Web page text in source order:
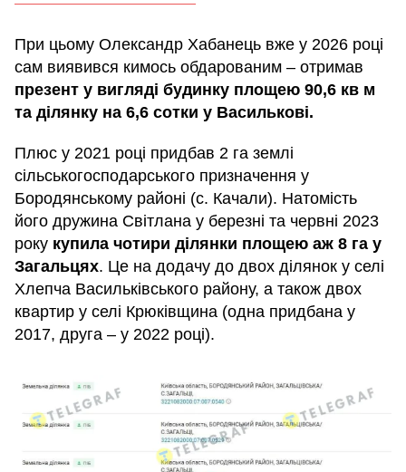
При цьому Олександр Хабанець вже у 2026 році
сам виявився кимось обдарованим – отримав
презент у вигляді будинку площею 90,6 кв м
та ділянку на 6,6 сотки у Василькові.
Плюс у 2021 році придбав 2 га землі
сільськогосподарського призначення у
Бородянському районі (с. Качали). Натомість
його дружина Світлана у березні та червні 2023
року купила чотири ділянки площею аж 8 га у
Загальцях. Це на додачу до двох ділянок у селі
Хлепча Васильківського району, а також двох
квартир у селі Крюківщина (одна придбана у
2017, друга – у 2022 році).